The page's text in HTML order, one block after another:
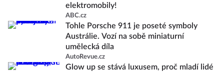
elektromobily!
ABC.cz
Tohle Porsche 911 je poseté symboly
Austrálie. Vozí na sobě miniaturní
umělecká díla
AutoRevue.cz
Glow up se stává luxusem, proč mladí lidé